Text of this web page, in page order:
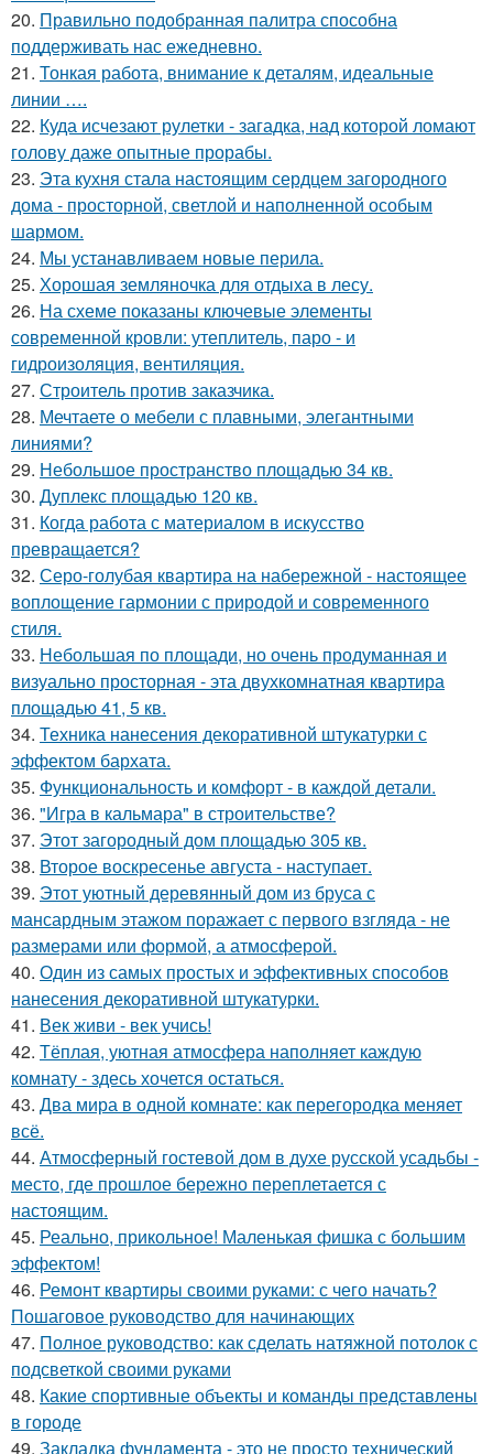
20. Правильно подобранная палитра способна
поддерживать нас ежедневно.
21. Тонкая работа, внимание к деталям, идеальные
линии ….
22. Куда исчезают рулетки - загадка, над которой ломают
голову даже опытные прорабы.
23. Эта кухня стала настоящим сердцем загородного
дома - просторной, светлой и наполненной особым
шармом.
24. Мы устанавливаем новые перила.
25. Хорошая земляночка для отдыха в лесу.
26. На схеме показаны ключевые элементы
современной кровли: утеплитель, паро - и
гидроизоляция, вентиляция.
27. Строитель против заказчика.
28. Мечтаете о мебели с плавными, элегантными
линиями?
29. Небольшое пространство площадью 34 кв.
30. Дуплекс площадью 120 кв.
31. Когда работа с материалом в искусство
превращается?
32. Серо-голубая квартира на набережной - настоящее
воплощение гармонии с природой и современного
стиля.
33. Небольшая по площади, но очень продуманная и
визуально просторная - эта двухкомнатная квартира
площадью 41, 5 кв.
34. Техника нанесения декоративной штукатурки с
эффектом бархата.
35. Функциональность и комфорт - в каждой детали.
36. "Игра в кальмара" в строительстве?
37. Этот загородный дом площадью 305 кв.
38. Второе воскресенье августа - наступает.
39. Этот уютный деревянный дом из бруса с
мансардным этажом поражает с первого взгляда - не
размерами или формой, а атмосферой.
40. Один из самых простых и эффективных способов
нанесения декоративной штукатурки.
41. Век живи - век учись!
42. Тёплая, уютная атмосфера наполняет каждую
комнату - здесь хочется остаться.
43. Два мира в одной комнате: как перегородка меняет
всё.
44. Атмосферный гостевой дом в духе русской усадьбы -
место, где прошлое бережно переплетается с
настоящим.
45. Реально, прикольное! Маленькая фишка с большим
эффектом!
46. Ремонт квартиры своими руками: с чего начать?
Пошаговое руководство для начинающих
47. Полное руководство: как сделать натяжной потолок с
подсветкой своими руками
48. Какие спортивные объекты и команды представлены
в городе
49. Закладка фундамента - это не просто технический